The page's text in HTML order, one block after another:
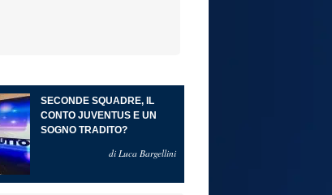
SECONDE SQUADRE, IL
CONTO JUVENTUS E UN
SOGNO TRADITO?
di Luca Bargellini